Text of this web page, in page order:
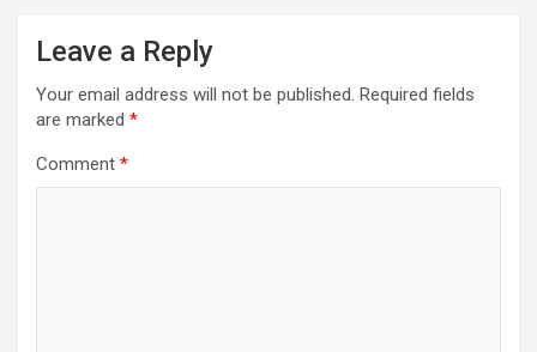
Leave a Reply
Your email address will not be published. Required fields
are marked *
Comment *